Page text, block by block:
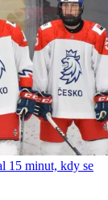
15 minut, kdy se